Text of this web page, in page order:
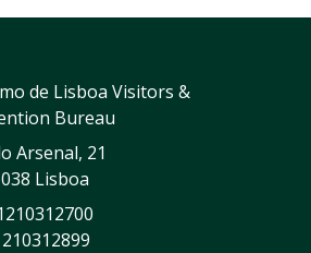
de Lisboa Visitors &
Bureau
Arsenal, 21
Lisboa